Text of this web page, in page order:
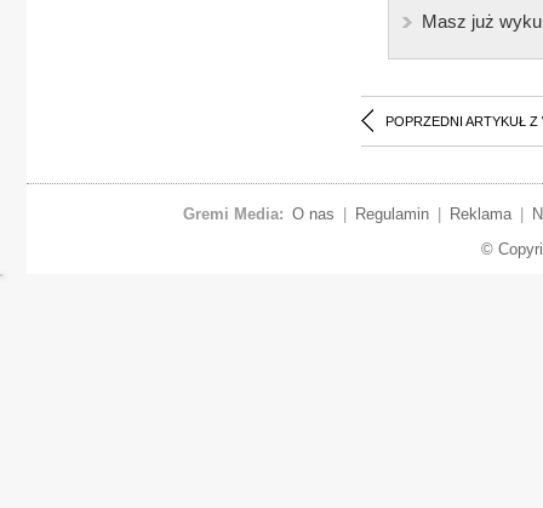
Masz już
POPRZEDNI ARTYKUŁ Z
Gremi Media: O nas Regulamin Reklama
©